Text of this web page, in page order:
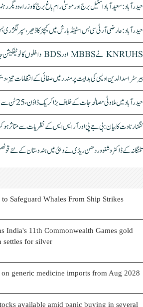
حیدرآباد: سعیدآباد اسٹیل برج اور موسیٰ رام باغ برج کا وزراء و دیگر
حیدرآباد: عارضی آر ٹی سی بس اسٹینڈ بارش میں کیچڑ کا ڈھیر، سپر
KNRUHS نے MBBS اور BDS داخلوں کا نوٹیفکیشن جاری کر دیا
بیرسٹر اسدالدین اویسی کی ہدایت پر مندر میں صفائی کے انتظامات تیز،
حیدرآباد میں ملاوٹی مصالحہ جات کے خلاف بڑا کریک ڈاؤن، 25 ٹن سے زائد مصالحے ضبط، 3 گرفتار
کنگنا رناوت کا بیان: بی جے پی اور آر ایس ایس کے نظریات سے متاثر ہو
تلنگانہ کے ڈاکٹر وشنو وردھن ریڈی نے دبئی میں ہندوستان کے نئے
Safeguard Whales From Ship Strikes
India's 11th Commonwealth Games gold
settles for silver
generic medicine imports from Aug 2028
available amid panic buying in several